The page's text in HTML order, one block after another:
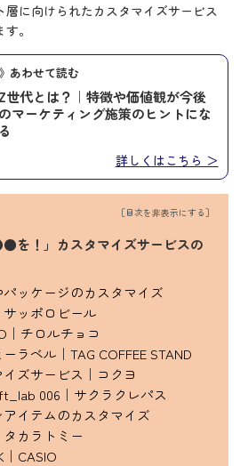
層に向けられたカスタマイズサービス
。
》あわせて読む
Z世代とは？｜特徴や価値観が今後
のマーケティング施策のヒントにな
る
詳しくはこちら ＞
を！」カスタマイズサービスの
ッケージのカスタマイズ
ッポロビール
｜チロルチョコ
ラベル｜TAG COFFEE STAND
ズサービス｜コクヨ
006｜サクラクレパス
アイテムのカスタマイズ
カラトミー
｜CASIO